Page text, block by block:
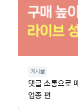
게시글
댓글 소통으로
업종 편